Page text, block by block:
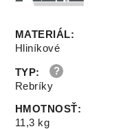
MATERIÁL:
Hliníkové
TYP:
Rebríky
HMOTNOSŤ:
11,3 kg